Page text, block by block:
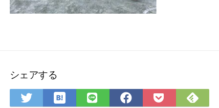
シェアする
Twitterは
LINE
FacebookPocket